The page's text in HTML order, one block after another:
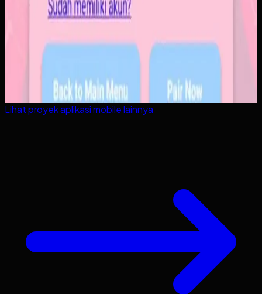
Lihat proyekaplikasi mobilelainnya